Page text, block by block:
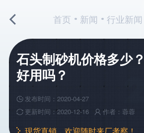
首页 新闻 行业新闻
石头制砂机价格多少
好用吗？
发布时间：2020-04-27
更新时间：2020-12-16
作者：蓉蓉
现货直销，欢迎随时来厂考察！